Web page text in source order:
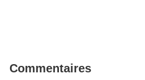
Commentaires